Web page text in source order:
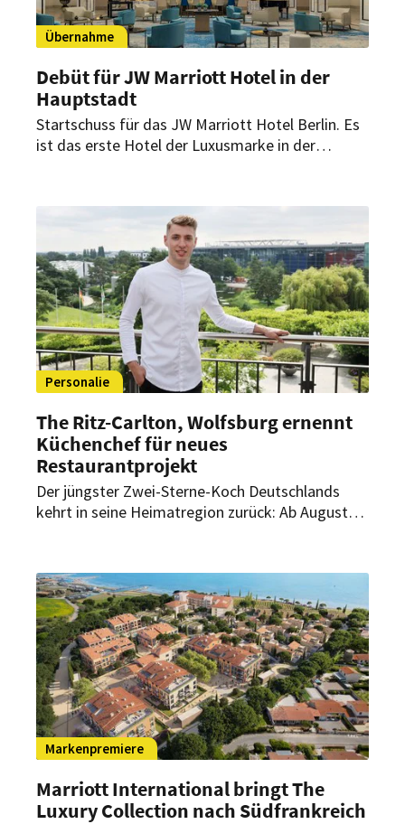
Übernahme
Debüt für JW Marriott Hotel in der
Hauptstadt
Startschuss für das JW Marriott Hotel Berlin. Es
ist das erste Hotel der Luxusmarke in der
Moment genießen.
Personalie
The Ritz-Carlton, Wolfsburg ernennt
Küchenchef für neues
Restaurantprojekt
Der jüngster Zwei-Sterne-Koch Deutschlands
kehrt in seine Heimatregion zurück: Ab August
Restaurantprojekts im The Ritz-Carlton,
Wolfsburg.
Markenpremiere
Marriott International bringt The
Luxury Collection nach Südfrankreich